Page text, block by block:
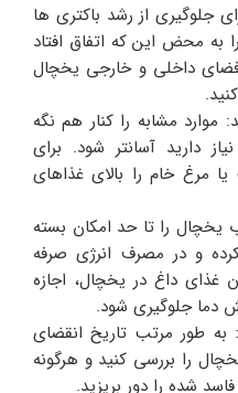
جلوگیری از رشد باکتری ها
محض این که اتفاق افتاد
فضای داخلی و خارجی یخچال
موارد مشابه را کنار هم نگه
دارید آسانتر شود. برای
مرغ خام را بالای غذاهای
یخچال را تا حد امکان بسته
و در مصرف انرژی صرفه
غذای داغ در یخچال، اجازه
دما جلوگیری شود.
به طور مرتب تاریخ انقضای
را بررسی کنید و هرگونه
شده را دور بریزید.